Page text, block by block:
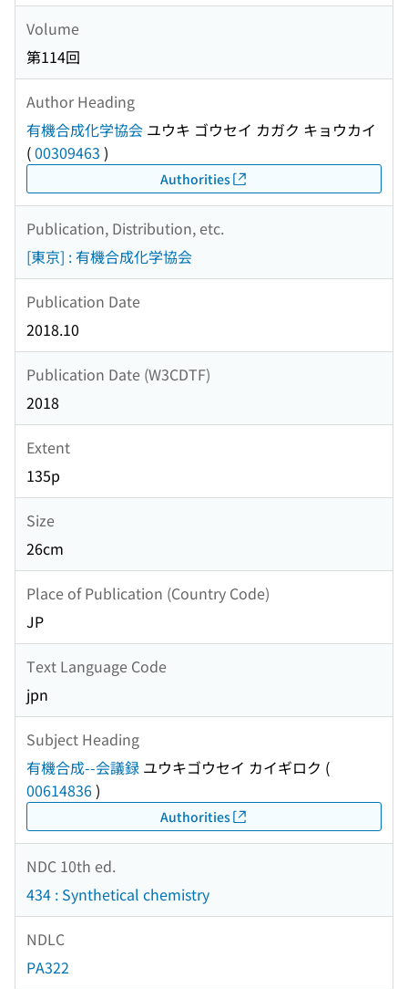
Volume
第114回
Author Heading
有機合成化学協会 ユウキ ゴウセイ カガク キョウカイ
(00309463 )
Authorities
Publication, Distribution, etc.
[東京] : 有機合成化学協会
Publication Date
2018.10
Publication Date (W3CDTF)
2018
Extent
135p
Size
26cm
Place of Publication (Country Code)
JP
Text Language Code
jpn
Subject Heading
有機合成--会議録 ユウキゴウセイ カイギロク (
00614836)
Authorities
NDC 10th ed.
434 : Synthetical chemistry
NDLC
PA322